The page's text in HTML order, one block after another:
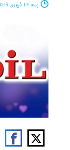
بدھ 13 فروری 2019 3:00